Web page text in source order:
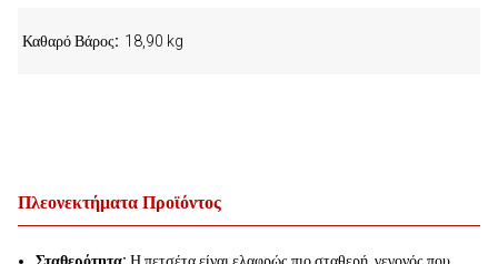
Πλεονεκτήματα Προϊόντος
Καθαρό Βάρος 18,90 kg